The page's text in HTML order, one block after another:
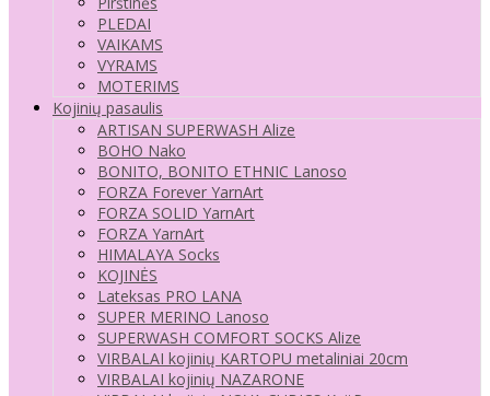
PLEDAI
VAIKAMS
VYRAMS
MOTERIMS
Kojinių pasaulis
ARTISAN SUPERWASH Alize
BOHO Nako
BONITO, BONITO ETHNIC Lanoso
FORZA Forever YarnArt
FORZA SOLID YarnArt
FORZA YarnArt
HIMALAYA Socks
KOJINĖS
Lateksas PRO LANA
SUPER MERINO Lanoso
SUPERWASH COMFORT SOCKS Alize
VIRBALAI kojinių KARTOPU metaliniai 20cm
VIRBALAI kojinių NAZARONE